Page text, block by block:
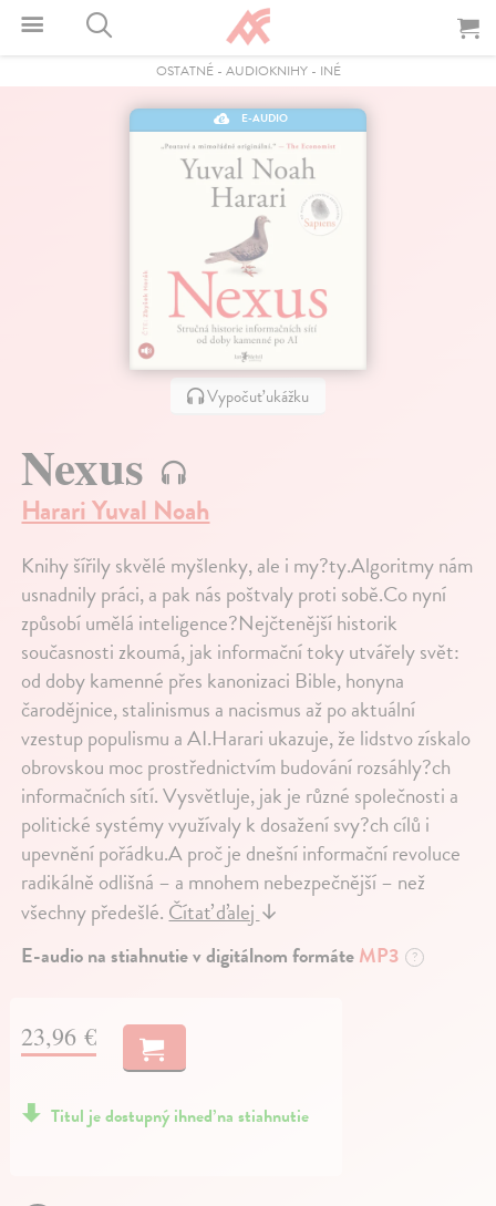
OSTATNÉ- AUDIOKNIHY- INÉ
E-AUDIO
Vypočuť ukážku
Nexus
Harari Yuval Noah
Knihy šířily skvělé myšlenky, ale i my?ty.Algoritmy nám
usnadnily práci, a pak nás poštvaly proti sobě.Co nyní
způsobí umělá inteligence?Nejčtenější historik
současnosti zkoumá, jak informační toky utvářely svět:
od doby kamenné přes kanonizaci Bible, honyna
čarodějnice, stalinismus a nacismus až po aktuální
vzestup populismu a AI.Harari ukazuje, že lidstvo získalo
obrovskou moc prostřednictvím budování rozsáhly?ch
informačních sítí. Vysvětluje, jak je různé společnosti a
politické systémy využívaly k dosažení svy?ch cílů i
upevnění pořádku.A proč je dnešní informační revoluce
radikálně odlišná – a mnohem nebezpečnější – než
všechny předešlé.Čítať ďalej↓
E-audio na stiahnutie v digitálnom formáteMP3 ?
23,96 €
Titul je dostupný ihneď na stiahnutie